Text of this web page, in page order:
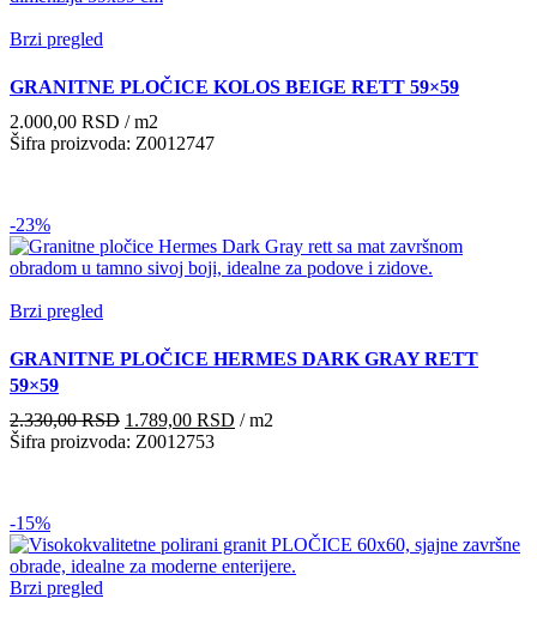
Brzi pregled
GRANITNE PLOČICE KOLOS BEIGE RETT 59×59
2.000,00 RSD / m2
Šifra proizvoda: Z0012747
-23%
Brzi pregled
GRANITNE PLOČICE HERMES DARK GRAY RETT
59×59
2.330,00RSD Originalna
cena
1.789,00 RSD Trenutna
/ m2
Šifra proizvoda: Z0012753
-15%
Brzi pregled